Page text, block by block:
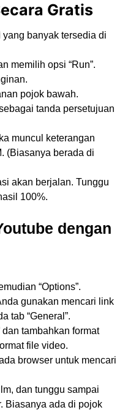
Gratis
banyak tersedia di
memilih opsi “Run”.
pojok bawah.
tanda persetujuan
muncul keterangan
(Biasanya berada di
akan berjalan. Tunggu
100%.
dengan
“Options”.
gunakan mencari link
tab “General”.
dan tambahkan format
file video.
browser untuk mencari
dan tunggu sampai
Biasanya ada di pojok